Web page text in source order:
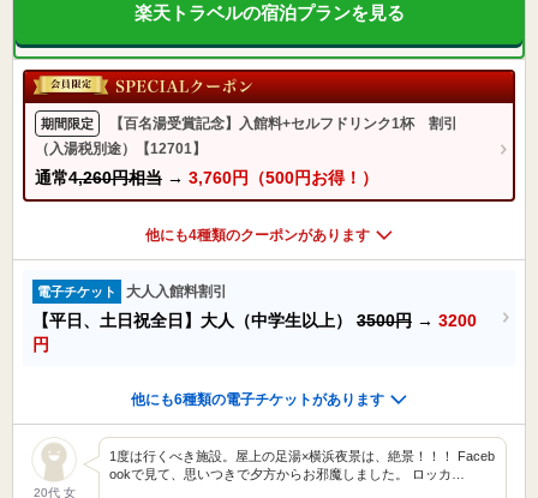
楽天トラベルの宿泊プランを見る
期間限定
【百名湯受賞記念】入館料+セルフドリンク1杯 割引
（入湯税別途）【12701】
通常4,260円相当 → 3,760円（500円お得！）
他にも4種類のクーポンがあります
電子チケット 大人入館料割引
【平日、土日祝全日】大人（中学生以上） 3500円 → 3200
円
他にも6種類の電子チケットがあります
20代 女
1度は行くべき施設。屋上の足湯×横浜夜景は、絶景！！！ Faceb
ookで見て、思いつきで夕方からお邪魔しました。 ロッカ…